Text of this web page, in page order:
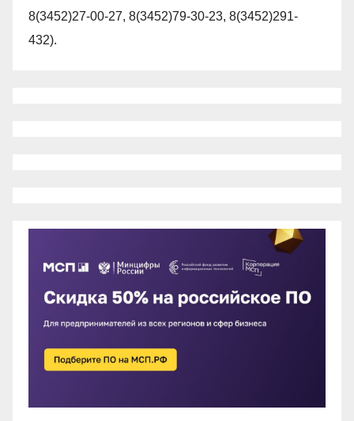
8(3452)27-00-27, 8(3452)79-30-23, 8(3452)291-
432).